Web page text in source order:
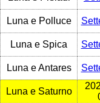
Luna e Polluce
Luna e Spica
Luna e Antares
Luna e Saturno